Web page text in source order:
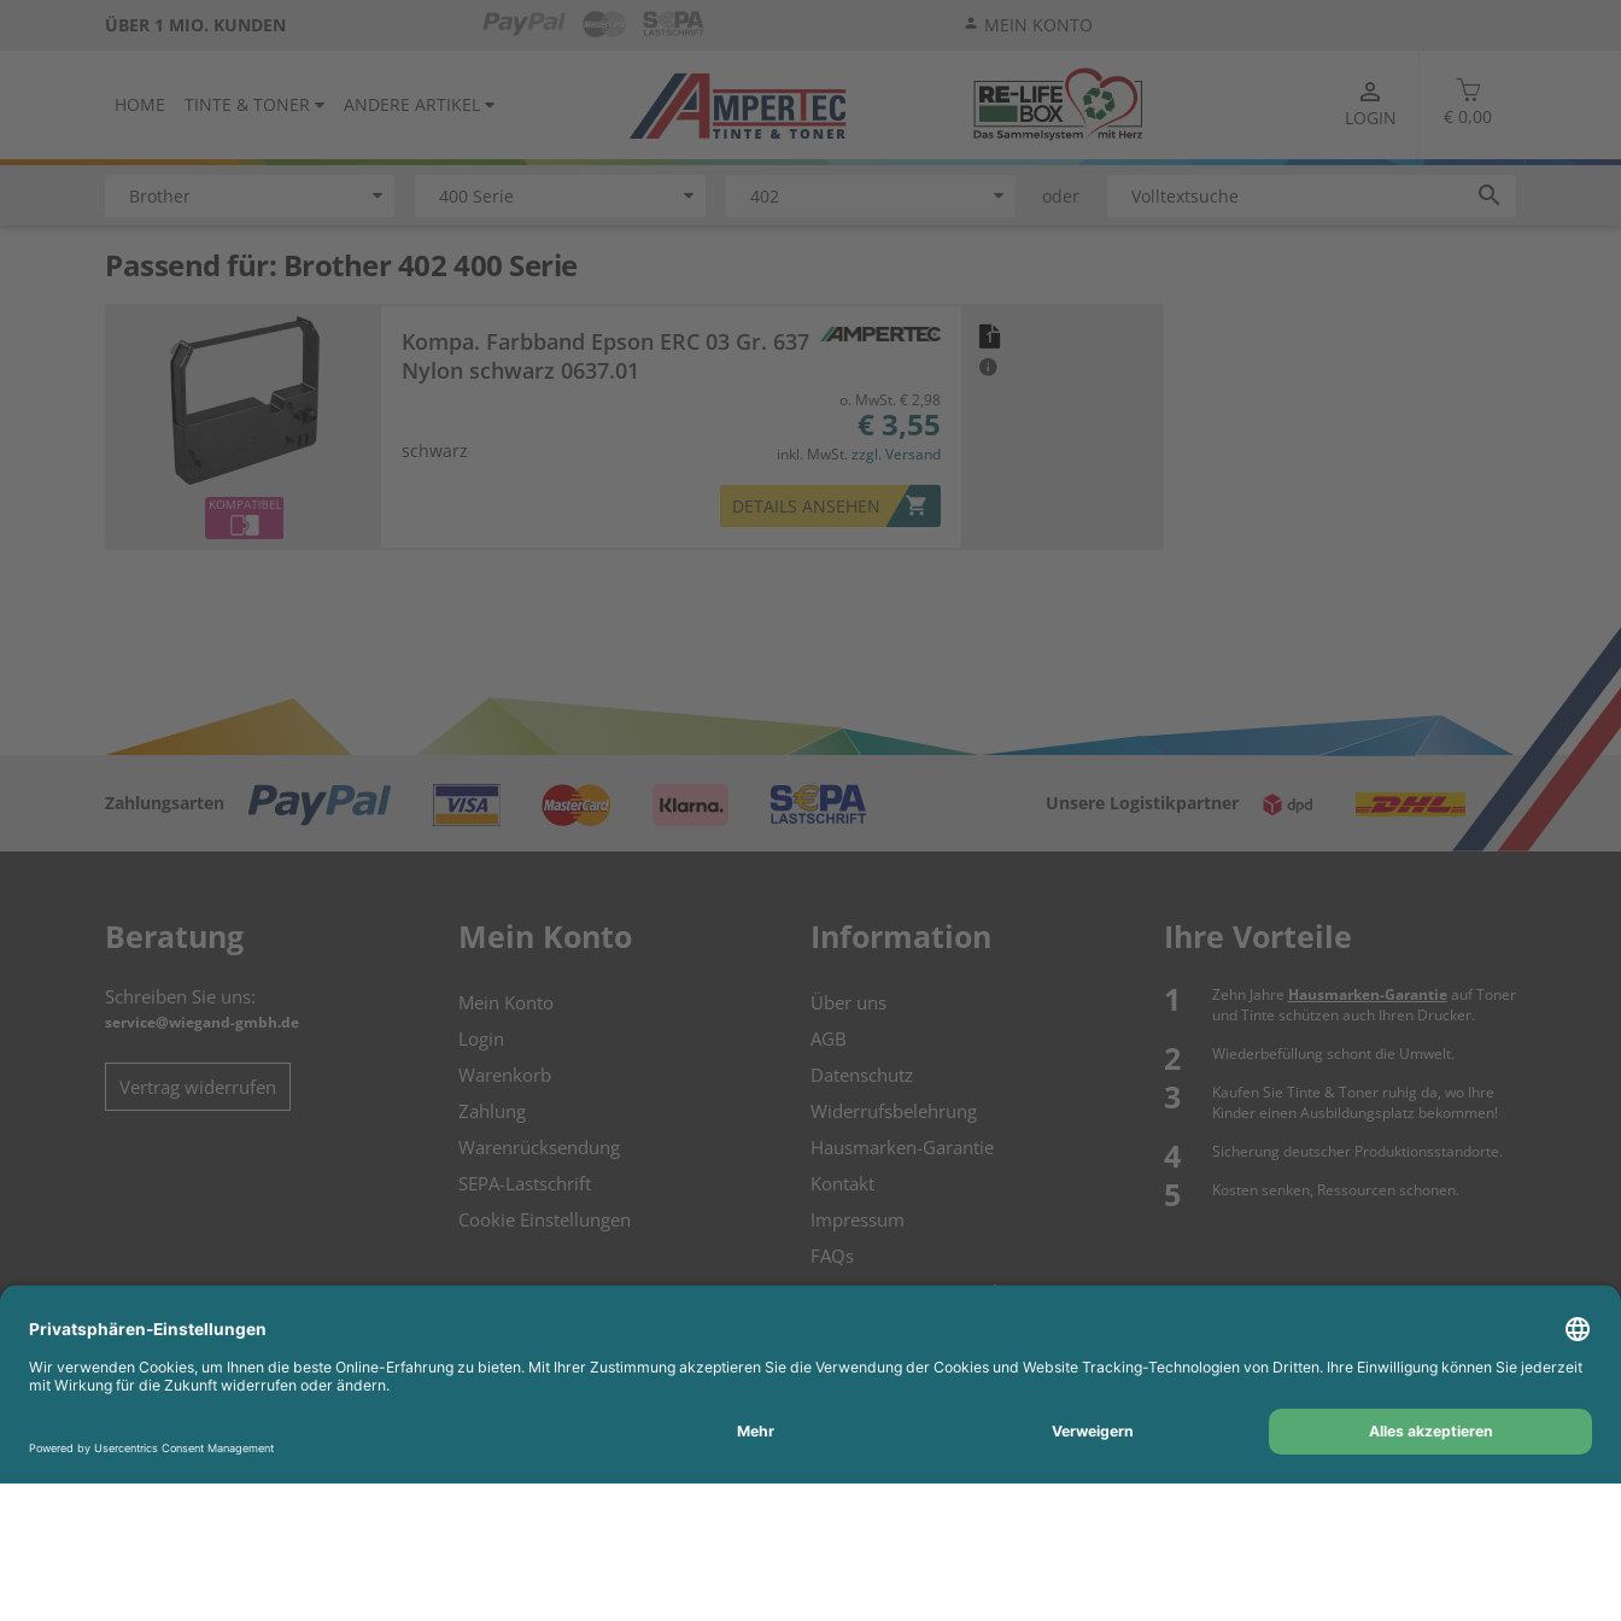
ÜBER 1 MIO. KUNDEN person MEIN KONTO
HOME TINTE & TONER ANDERE ARTIKEL
€ 0,00
person_outline
LOGIN
oder search
Passend für: Brother 402 400 Serie
Kompa. Farbband Epson ERC 03 Gr. 637
Nylon schwarz 0637.01
schwarz
DETAILS ANSEHEN shopping_cart
o. MwSt. € 2,98
€ 3,55
inkl. MwSt. zzgl. Versand
1
Zahlungsarten Unsere Logistikpartner
Beratung
Schreiben Sie uns:
service@wiegand-gmbh.de
Vertrag widerrufen
Mein Konto
Mein Konto
Login
Warenkorb
Zahlung
Warenrücksendung
SEPA-Lastschrift
Cookie Einstellungen
Information
Über uns
AGB
Datenschutz
Widerrufsbelehrung
Hausmarken-Garantie
Kontakt
Impressum
FAQs
Mit Ampertec CO senken
Patronencheck
Ihre Vorteile
Zehn Jahre Hausmarken-Garantieauf Toner
und Tinte schützen auch Ihren Drucker.
Wiederbefüllung schont die Umwelt.
Kaufen Sie Tinte & Toner ruhig da, wo Ihre
Kinder einen Ausbildungsplatz bekommen!
Sicherung deutscher Produktionsstandorte.
Kosten senken, Ressourcen schonen.